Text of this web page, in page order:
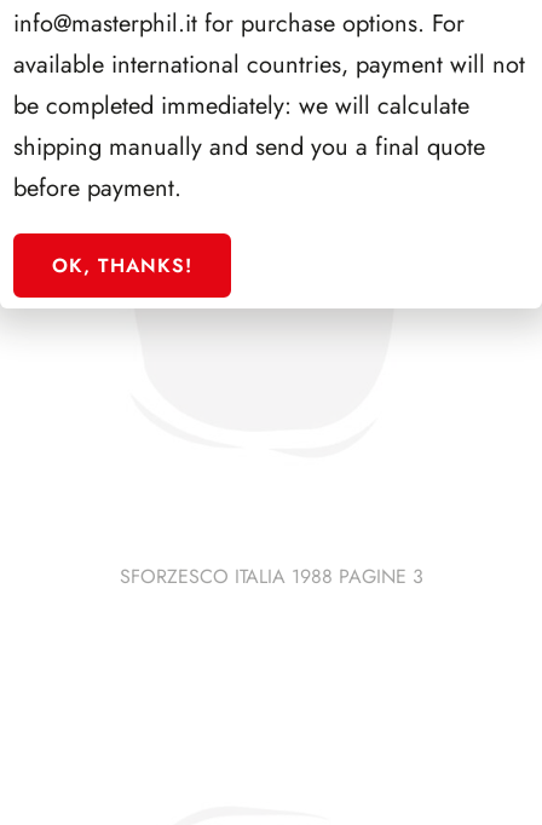
SFORZESCO ITALIA 1988 PAGINE 3
info@masterphil.it for purchase options. For
available international countries, payment will not
be completed immediately: we will calculate
shipping manually and send you a final quote
before payment.
OK, THANKS!